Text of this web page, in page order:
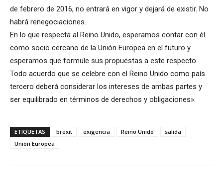
de febrero de 2016, no entrará en vigor y dejará de existir. No
habrá renegociaciones.
En lo que respecta al Reino Unido, esperamos contar con él
como socio cercano de la Unión Europea en el futuro y
esperamos que formule sus propuestas a este respecto.
Todo acuerdo que se celebre con el Reino Unido como país
tercero deberá considerar los intereses de ambas partes y
ser equilibrado en términos de derechos y obligaciones».
ETIQUETAS brexit exigencia Reino Unido
salida
Unión Europea